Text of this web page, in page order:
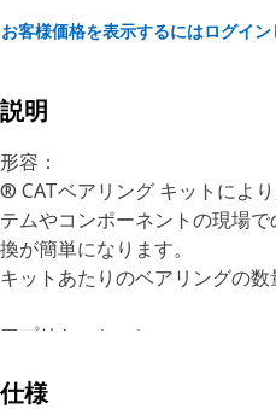
お客様価格を表示するにはログイ
説明
形容：
® CATベアリング キットによ
テムやコンポーネントの現場
換が簡単になります。
キットあたりのベアリングの数
アプリケーション：
詳細については,オーナーズ
Catディーラにお問い合わせくだ
仕様